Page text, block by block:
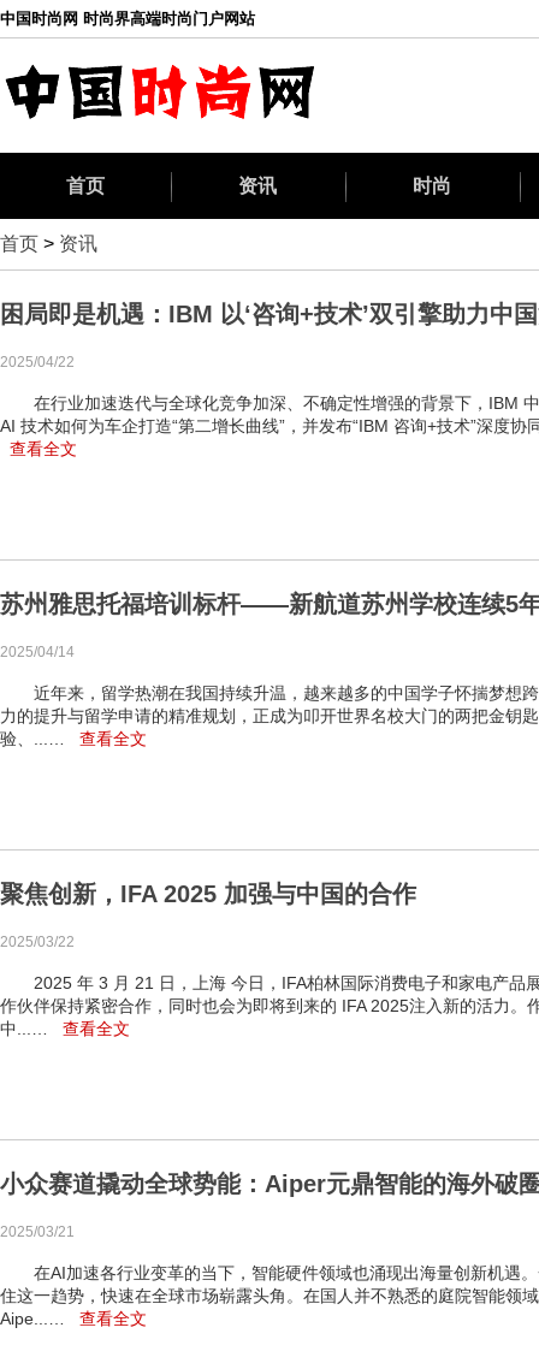
中国时尚网 时尚界高端时尚门户网站
首页 资讯 时尚
首页 > 资讯
困局即是机遇：IBM 以‘咨询+技术’双引擎助力中
2025/04/22
在行业加速迭代与全球化竞争加深、不确定性增强的背景下，IBM
AI 技术如何为车企打造“第二增长曲线”，并发布“IBM 咨询+技术”深度
查看全文
苏州雅思托福培训标杆——新航道苏州学校连续5
2025/04/14
近年来，留学热潮在我国持续升温，越来越多的中国学子怀揣梦想
力的提升与留学申请的精准规划，正成为叩开世界名校大门的两把金钥
验、...… 查看全文
聚焦创新，IFA 2025 加强与中国的合作
2025/03/22
2025 年 3 月 21 日，上海 今日，IFA柏林国际消费电子和家电产品
作伙伴保持紧密合作，同时也会为即将到来的 IFA 2025注入新的活力
中...… 查看全文
小众赛道撬动全球势能：Aiper元鼎智能的海外破
2025/03/21
在AI加速各行业变革的当下，智能硬件领域也涌现出海量创新机遇
住这一趋势，快速在全球市场崭露头角。在国人并不熟悉的庭院智能领
Aipe...… 查看全文